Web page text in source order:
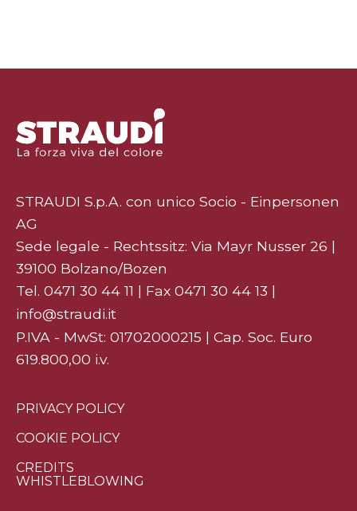
STRAUDI S.p.A. con unico Socio - Einpersonen
AG
Sede legale - Rechtssitz: Via Mayr Nusser 26 |
39100 Bolzano/Bozen
Tel. 0471 30 44 11 | Fax 0471 30 44 13 |
info@straudi.it
P.IVA - MwSt: 01702000215 | Cap. Soc. Euro
619.800,00 i.v.
PRIVACY POLICY
COOKIE POLICY
CREDITS
WHISTLEBLOWING